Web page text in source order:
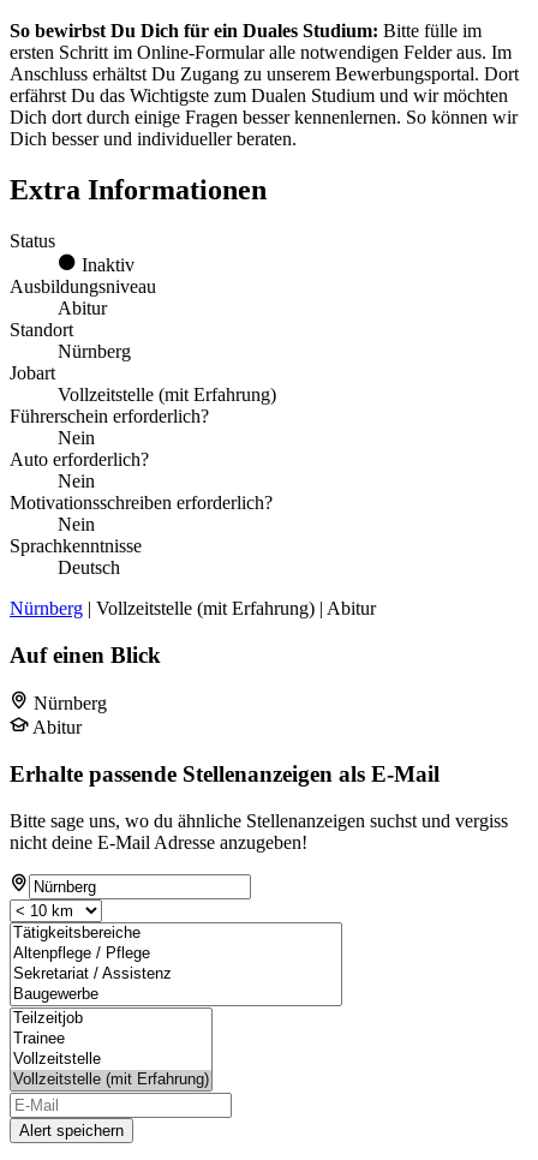
So bewirbst Du Dich für ein Duales Studium: Bitte fülle im
ersten Schritt im Online-Formular alle notwendigen Felder aus. Im
Anschluss erhältst Du Zugang zu unserem Bewerbungsportal. Dort
erfährst Du das Wichtigste zum Dualen Studium und wir möchten
Dich dort durch einige Fragen besser kennenlernen. So können wir
Dich besser und individueller beraten.
Extra Informationen
Status
Inaktiv
Ausbildungsniveau
Abitur
Standort
Nürnberg
Jobart
Vollzeitstelle (mit Erfahrung)
Führerschein erforderlich?
Nein
Auto erforderlich?
Nein
Motivationsschreiben erforderlich?
Nein
Sprachkenntnisse
Deutsch
Nürnberg | Vollzeitstelle (mit Erfahrung) | Abitur
Auf einen Blick
Nürnberg
Abitur
Erhalte passende Stellenanzeigen als E-Mail
Bitte sage uns, wo du ähnliche Stellenanzeigen suchst und vergiss
nicht deine E-Mail Adresse anzugeben!
Alert speichern